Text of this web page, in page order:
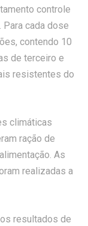
controle
Para cada dose
contendo 10
de terceiro e
resistentes do
climáticas
ração de
As
realizadas a
resultados de